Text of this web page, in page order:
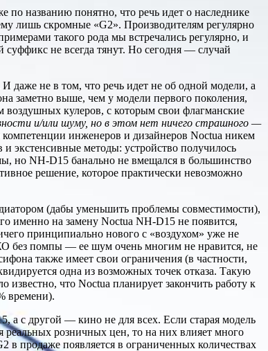
по названию понятно, что речь идет о наследнике
лишь скромные «G2». Производителям регулярно
такого рода мы встречались регулярно, и
не всегда тянут. Но сегодня — случай
даже не в том, что речь идет не об одной модели, а
заметно выше, чем у модели первого поколения,
воздушных кулеров, с которым свои флагманские
и/или шуму, но в этом нет ничего страшного —
инженеров и дизайнеров Noctua никем
экстенсивные методы: устройство получилось
но NH-D15 банально не вмещался в большинство
решение, которое практически невозможно
(дабы уменьшить проблемы совместимости),
именно на замену Noctua NH-D15 не появится,
принципиально нового с «воздухом» уже не
без помпы — ее шум очень многим не нравится, не
также имеет свои ограничения (в частности,
одна из возможных точек отказа. Такую
что Noctua планирует закончить работу к
времени).
а с другой — кино не для всех. Если старая модель
реальных розничных цен, то на них влияет много
в продаже появляется в ограниченных количествах